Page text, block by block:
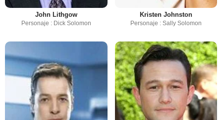
John Lithgow
Personaje : Dick Solomon
Kristen Johnston
Personaje : Sally Solomon